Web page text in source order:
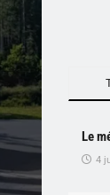
Le
4